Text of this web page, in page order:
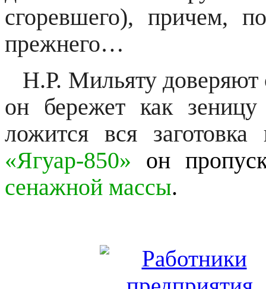
сгоревшего), причем,
прежнего…
Н.Р. Мильяту доверяют
он бережет как
ложится вся
«Ягуар-850» он
сенажной массы.